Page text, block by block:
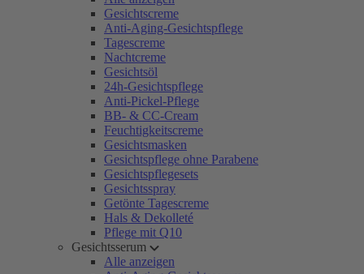
Gesichtscreme
Anti-Aging-Gesichtspflege
Tagescreme
Nachtcreme
Gesichtsöl
24h-Gesichtspflege
Anti-Pickel-Pflege
BB- & CC-Cream
Feuchtigkeitscreme
Gesichtsmasken
Gesichtspflege ohne Parabene
Gesichtspflegesets
Gesichtsspray
Getönte Tagescreme
Hals & Dekolleté
Pflege mit Q10
Gesichtsserum
Alle anzeigen